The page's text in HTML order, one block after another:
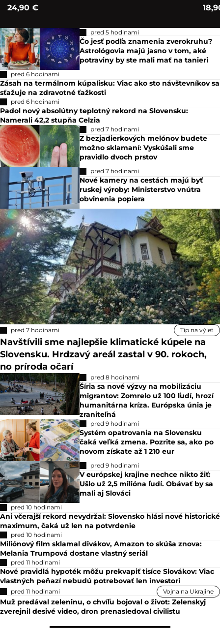
24,90 €
pred 5 hodinami
Čo jesť podľa znamenia zverokruhu?
Astrológovia majú jasno v tom, aké
potraviny by ste mali mať na tanieri
pred 6 hodinami
Zásah na termálnom kúpalisku: Viac ako sto návštevníkov sa
sťažuje na zdravotné ťažkosti
pred 6 hodinami
Padol nový absolútny teplotný rekord na Slovensku:
Namerali 42,2 stupňa Celzia
pred 7 hodinami
Z bezjadierkových melónov budete
možno sklamaní: Vyskúšali sme
pravidlo dvoch prstov
pred 7 hodinami
Nové kamery na cestách majú byť
ruskej výroby: Ministerstvo vnútra
obvinenia popiera
pred 7 hodinami Tip na výlet
Navštívili sme najlepšie klimatické kúpele na
Slovensku. Hrdzavý areál zastal v 90. rokoch,
no príroda očarí
pred 8 hodinami
Šíria sa nové výzvy na mobilizáciu
migrantov: Zomrelo už 100 ľudí, hrozí
humanitárna kríza. Európska únia je
zraniteľná
pred 9 hodinami
Systém opatrovania na Slovensku
čaká veľká zmena. Pozrite sa, ako po
novom získate až 1 210 eur
pred 9 hodinami
V európskej krajine nechce nikto žiť:
Ušlo už 2,5 milióna ľudí. Obávať by sa
mali aj Slováci
pred 10 hodinami
Ani včerajší rekord nevydržal: Slovensko hlási nové historické
maximum, čaká už len na potvrdenie
pred 10 hodinami
Miliónový film sklamal divákov, Amazon to skúša znova:
Melania Trumpová dostane vlastný seriál
pred 11 hodinami
Nové pravidlá hypoték môžu prekvapiť tisíce Slovákov: Viac
vlastných peňazí nebudú potrebovať len investori
pred 11 hodinami Vojna na Ukrajine
Muž predával zeleninu, o chvíľu bojoval o život: Zelenskyj
zverejnil desivé video, dron prenasledoval civilistu